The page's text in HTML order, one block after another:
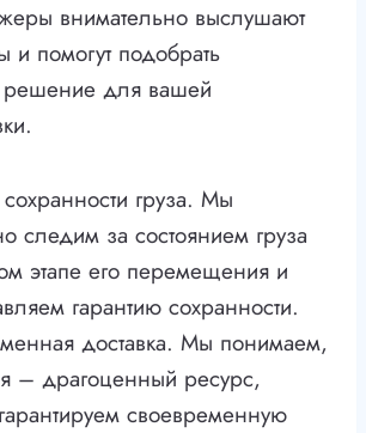
внимательно выслушают
и помогут подобрать
решение для вашей
сохранности груза. Мы
следим за состоянием груза
этапе его перемещения и
гарантию сохранности.
доставка. Мы понимаем,
– драгоценный ресурс,
своевременную